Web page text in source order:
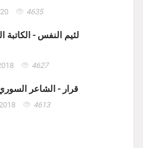
4635
لئيم النفس - الكاتبة
4627
قرار - الشاعر
4613